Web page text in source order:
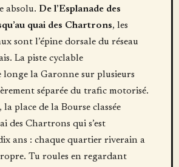
absolu. De l’Esplanade des
quai des Chartrons, les
sont l’épine dorsale du réseau
La piste cyclable
la Garonne sur plusieurs
séparée du trafic motorisé.
place de la Bourse classée
des Chartrons qui s’est
ans : chaque quartier riverain a
Tu roules en regardant